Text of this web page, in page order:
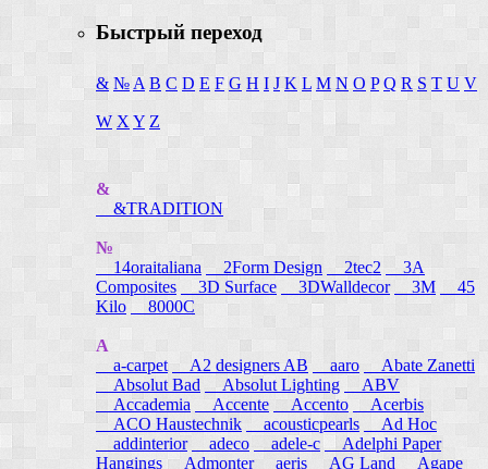
Быстрый переход
& № A B C D E F G H I J K L M N O P Q R S T U V
W X Y Z
&
&TRADITION
№
14oraitaliana
2Form Design 2tec2
3A
Composites
3D Surface 3DWalldecor 3M
45
Kilo
8000C
A
a-carpet
A2 designers AB aaro
Abate Zanetti
Absolut Bad
Absolut Lighting
ABV
Accademia
Accente Accento
Acerbis
ACO Haustechnik
acousticpearls
Ad Hoc
addinterior
adeco adele-c
Adelphi Paper
Hangings Admonter aeris AG Land Agape